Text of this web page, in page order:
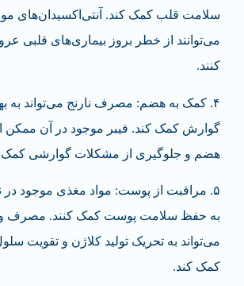
سلامت قلب کمک کند. آنتی‌اکسیدان‌های
می‌توانند از خطر بروز بیماری‌های قلبی
کنند.
۴. کمک به هضم: مصرف نارنج می‌تواند به
گوارش کمک کند. فیبر موجود در آن ممکن
هضم و جلوگیری از مشکلات گوارشی کمک
۵. مراقبت از پوست: مواد مغذی موجود
می‌تواند به تحریک تولید کلاژن و تقویت
کمک کند.